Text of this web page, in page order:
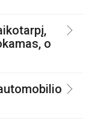
o